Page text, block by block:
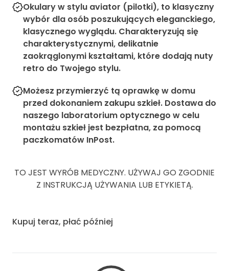
Okulary w stylu aviator (pilotki), to klasyczny
wybór dla osób poszukujących eleganckiego,
klasycznego wyglądu. Charakteryzują się
charakterystycznymi, delikatnie
zaokrąglonymi kształtami, które dodają nuty
retro do Twojego stylu.
Możesz przymierzyć tą oprawkę w domu
przed dokonaniem zakupu szkieł. Dostawa do
naszego laboratorium optycznego w celu
montażu szkieł jest bezpłatna, za pomocą
paczkomatów InPost.
TO JEST WYRÓB MEDYCZNY. UŻYWAJ GO ZGODNIE
Z INSTRUKCJĄ UŻYWANIA LUB ETYKIETĄ.
Kupuj teraz, płać później